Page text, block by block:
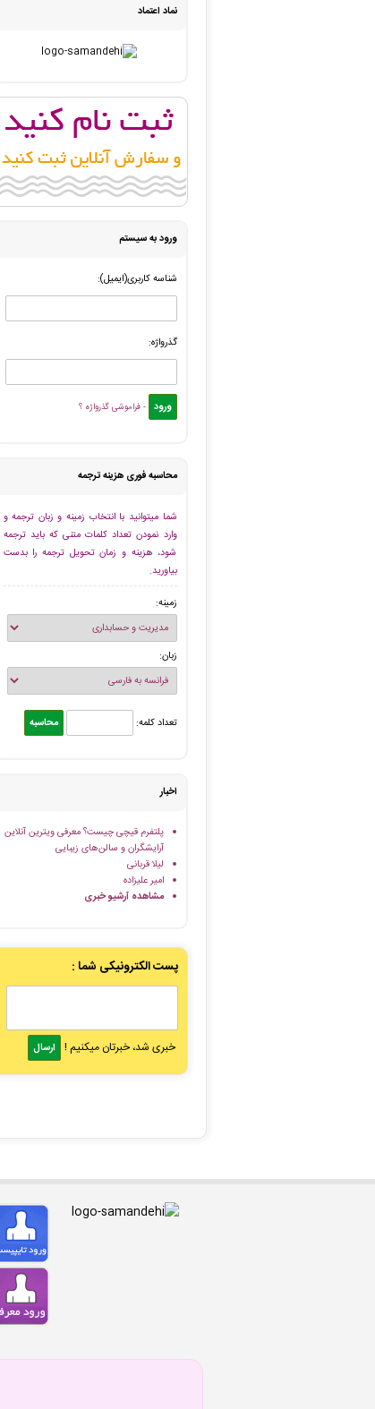
نماد اعتماد
ورود به سیستم
شناسه کاربری(ایمیل):
گذرواژه:
- فراموشی گذرواژه ؟
محاسبه فوری هزینه ترجمه
شما میتوانید با انتخاب زمینه و زبان ترجمه و
وارد نمودن تعداد کلمات متنی که باید ترجمه
شود، هزینه و زمان تحویل ترجمه را بدست
بیاورید.
زمینه:
زبان:
تعداد کلمه:
اخبار
پلتفرم قیچی چیست؟ معرفی ویترین آنلاین
آرایشگران و سالن‌های زیبایی
لیلا قربانی
امیر علیزاده
مشاهده آرشیو خبری
پست الکترونیکی شما :
خبری شد، خبرتان میکنیم !